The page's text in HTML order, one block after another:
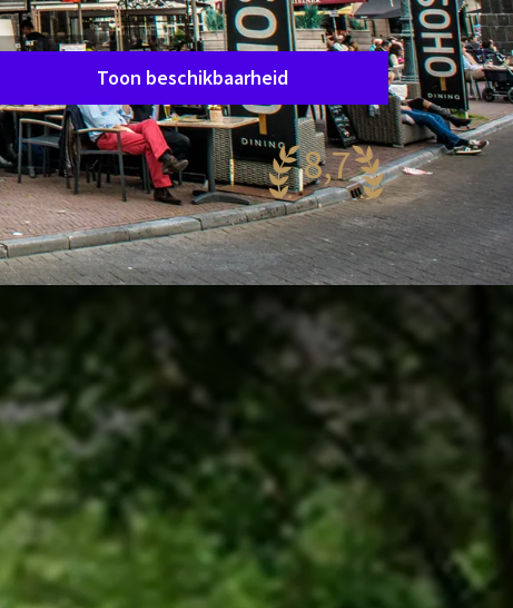
Verblijfsperiode
Data kiezen
Toon beschikbaarheid
8,7
Fantastisch
253 reviews